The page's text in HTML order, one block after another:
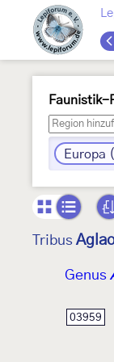
Faunistik-
Europa
Tribus
Genus
03959